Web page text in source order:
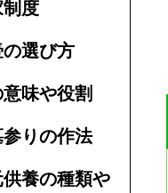
度
選び方
意味や役割
参りの作法
養の種類や